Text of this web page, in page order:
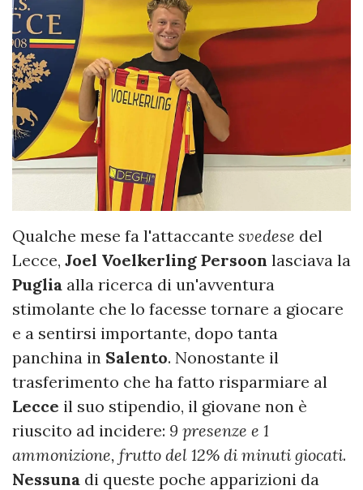
Qualche mese fa l'attaccante svedese del
Lecce, Joel Voelkerling Persoon lasciava la
Puglia alla ricerca di un'avventura
stimolante che lo facesse tornare a giocare
e a sentirsi importante, dopo tanta
panchina in Salento. Nonostante il
trasferimento che ha fatto risparmiare al
Lecce il suo stipendio, il giovane non è
riuscito ad incidere: 9 presenze e 1
ammonizione, frutto del 12% di minuti giocati.
Nessuna di queste poche apparizioni da